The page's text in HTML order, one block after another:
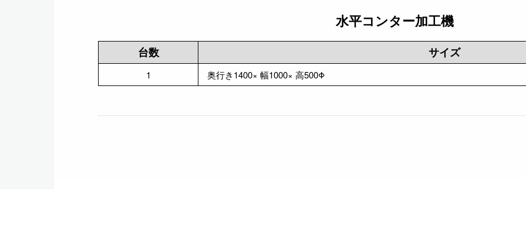
水平コンター加工機
台数 サイズ
1 奥行き1400× 幅1000× 高500Φ